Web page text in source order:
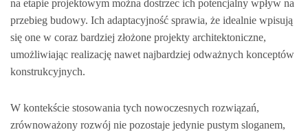
na etapie projektowym można dostrzec ich potencjalny wpływ na
przebieg budowy. Ich adaptacyjność sprawia, że idealnie wpisują
się one w coraz bardziej złożone projekty architektoniczne,
umożliwiając realizację nawet najbardziej odważnych konceptów
konstrukcyjnych.
W kontekście stosowania tych nowoczesnych rozwiązań,
zrównoważony rozwój nie pozostaje jedynie pustym sloganem,